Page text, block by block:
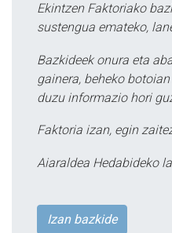
Ekintzen Faktoriako
sustengua emateko,
Bazkideek onura eta
gainera, beheko
duzu informazio hori
Faktoria izan, egin
Aiaraldea Hedabideko
Izan bazkide